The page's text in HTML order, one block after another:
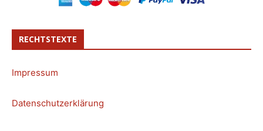
RECHTSTEXTE
Impressum
Datenschutzerklärung